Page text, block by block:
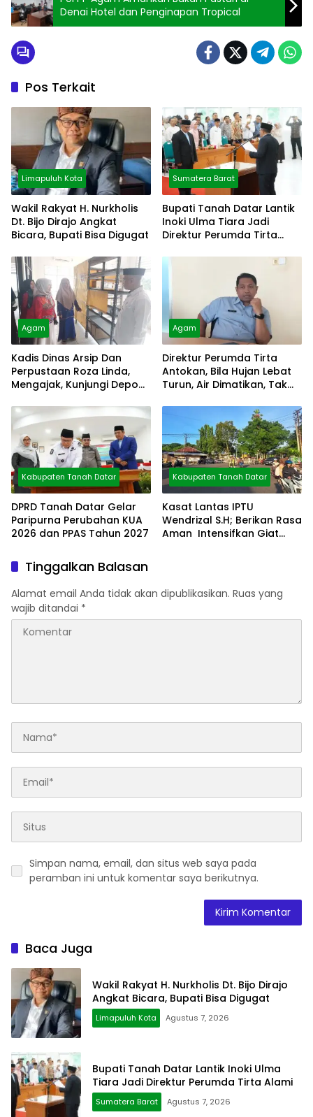
Denai Hotel dan Penginapan Tropical
Pos Terkait
Limapuluh Kota
Wakil Rakyat H. Nurkholis
Dt. Bijo Dirajo Angkat
Bicara, Bupati Bisa Digugat
Sumatera Barat
Bupati Tanah Datar Lantik
Inoki Ulma Tiara Jadi
Direktur Perumda Tirta
Agam
Kadis Dinas Arsip Dan
Perpustaan Roza Linda,
Mengajak, Kunjungi Depo
Agam
Direktur Perumda Tirta
Antokan, Bila Hujan Lebat
Turun, Air Dimatikan, Tak
Kabupaten Tanah Datar
DPRD Tanah Datar Gelar
Paripurna Perubahan KUA
2026 dan PPAS Tahun 2027
Kabupaten Tanah Datar
Kasat Lantas IPTU
Wendrizal S.H; Berikan Rasa
Aman Intensifkan Giat
Tinggalkan Balasan
Alamat email Anda tidak akan dipublikasikan. Ruas yang
wajib ditandai *
Simpan nama, email, dan situs web saya pada
peramban ini untuk komentar saya berikutnya.
Baca Juga
Wakil Rakyat H. Nurkholis Dt. Bijo Dirajo
Angkat Bicara, Bupati Bisa Digugat
Limapuluh Kota Agustus 7, 2026
Bupati Tanah Datar Lantik Inoki Ulma
Tiara Jadi Direktur Perumda Tirta Alami
Sumatera Barat Agustus 7, 2026